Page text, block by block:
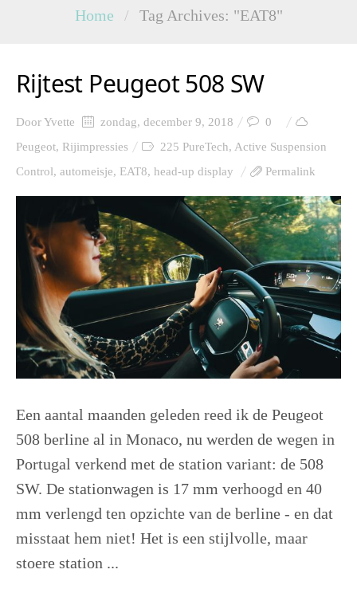
Home / Tag Archives: "EAT8"
Rijtest Peugeot 508 SW
DoorYvette zondag, december 9, 2018
0
Peugeot, Rijimpressies 225 PureTech, Active Suspension
Control, automeisje, EAT8, head-up display Permalink
Een aantal maanden geleden reed ik de Peugeot
508 berline al in Monaco, nu werden de wegen in
Portugal verkend met de station variant: de 508
SW. De stationwagen is 17 mm verhoogd en 40
mm verlengd ten opzichte van de berline - en dat
misstaat hem niet! Het is een stijlvolle, maar
stoere station ...